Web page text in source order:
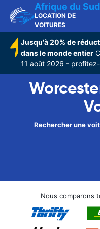
Afrique du Sud
LOCATION DE
VOITURES
Jusqu'à 20% de
dans le monde entier
11 août 2026 -
Rechercher une
Nous comparons